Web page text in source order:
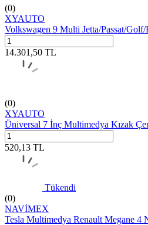
(0)
XYAUTO
Volkswagen 9 Multi Jetta/Passat/
14.301,50 TL
(0)
XYAUTO
Üniversal 7 İnç Multimedya Kızak
520,13 TL
Tükendi
(0)
NAVİMEX
Tesla Multimedya Renault Megane 4